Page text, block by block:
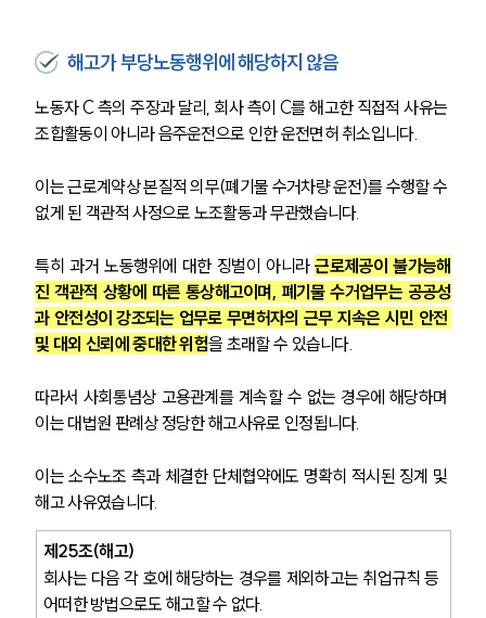
해고가 부당노동행위에 해당하지 않음
노동자 C 측의 주장과 달리, 회사 측이 C를 해고한 직접적 사유는
조합활동이 아니라 음주운전으로 인한 운전면허 취소입니다.
이는 근로계약상 본질적 의무(폐기물 수거차량 운전)를 수행할 수
없게 된 객관적 사정으로 노조활동과 무관했습니다.
특히 과거 노동행위에 대한 징벌이 아니라 근로제공이 불가능해
진 객관적 상황에 따른 통상해고이며, 폐기물 수거업무는 공공성
과 안전성이 강조되는 업무로 무면허자의 근무 지속은 시민 안전
및 대외 신뢰에 중대한 위험을 초래할 수 있습니다.
따라서 사회통념상 고용관계를 계속할 수 없는 경우에 해당하며
이는 대법원 판례상 정당한 해고사유로 인정됩니다.
이는 소수노조 측과 체결한 단체협약에도 명확히 적시된 징계 및
해고 사유였습니다.
제25조(해고)
회사는 다음 각 호에 해당하는 경우를 제외하고는 취업규칙 등
어떠한 방법으로도 해고할 수 없다.